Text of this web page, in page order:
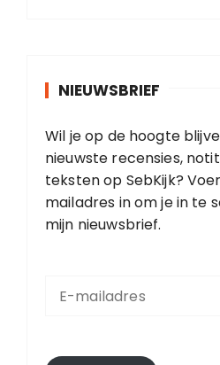
NIEUWSBRIEF
Wil je op de hoogte
nieuwste recensies,
teksten op SebKijk?
mailadres in om je in te
mijn nieuwsbrief.